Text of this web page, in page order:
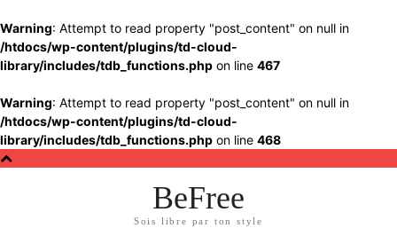
Warning: Attempt to read property "post_content" on null in
/htdocs/wp-content/plugins/td-cloud-
library/includes/tdb_functions.php on line 467
Warning: Attempt to read property "post_content" on null in
/htdocs/wp-content/plugins/td-cloud-
library/includes/tdb_functions.php on line 468
BeFree
Sois libre par ton style